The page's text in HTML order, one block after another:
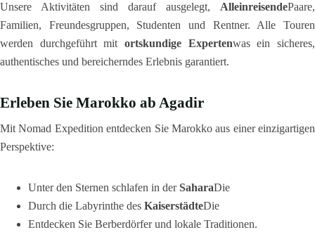
Unsere Aktivitäten sind darauf ausgelegt, AlleinreisendePaare,
Familien, Freundesgruppen, Studenten und Rentner. Alle Touren
werden durchgeführt mit ortskundige Expertenwas ein sicheres,
authentisches und bereicherndes Erlebnis garantiert.
Erleben Sie Marokko ab Agadir
Mit Nomad Expedition entdecken Sie Marokko aus einer einzigartigen
Perspektive:
Unter den Sternen schlafen in derSaharaDie
Durch die Labyrinthe des KaiserstädteDie
Entdecken Sie Berberdörfer und lokale Traditionen.